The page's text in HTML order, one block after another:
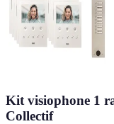
Kit visiophone 1
Collectif